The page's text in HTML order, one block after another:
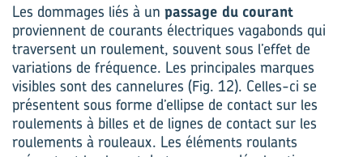
Les dommages liés à un passage du courant
proviennent de courants électriques vagabonds qui
traversent un roulement, souvent sous l’effet de
variations de fréquence. Les principales marques
visibles sont des cannelures (Fig. 12). Celles-ci se
présentent sous forme d’ellipse de contact sur les
roulements à billes et de lignes de contact sur les
roulements à rouleaux. Les éléments roulants